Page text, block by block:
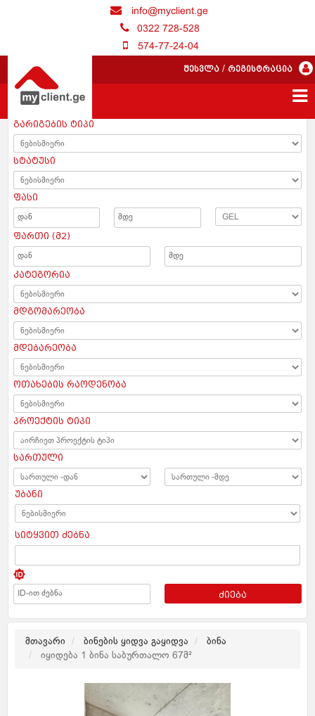
info@myclient.ge
0322 728-528
574-77-24-04
შესვლა / რეგისტრაცია
გარიგების ტიპი
სტატუსი
ფასი
ფართი (მ2)
კატეგორია
მდგომარეობა
მდებარეობა
ოთახების რაოდენობა
პროექტის ტიპი
სართული
უბანი
სიტყვით ძებნა
ძიება
მთავარი ბინების ყიდვა გაყიდვა
ბინა
იყიდება 1 ბინა საბურთალო 67მ²